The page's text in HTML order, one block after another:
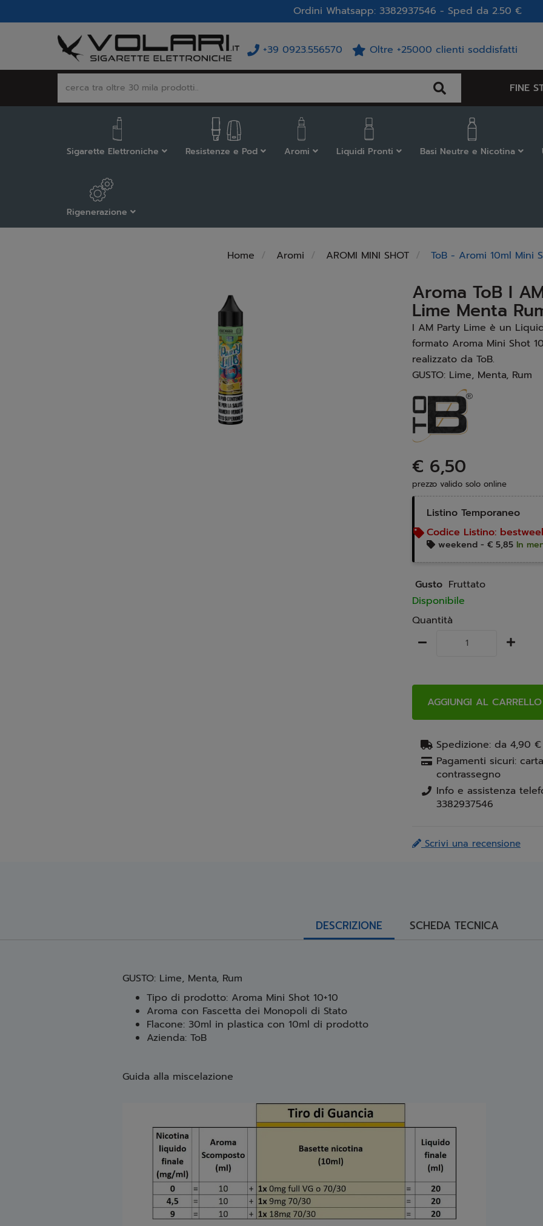
Ordini Whatsapp: 3382937546 - Sped da 2.50 €
+39 0923.556570 Oltre +25000 clienti soddisfatti
FINE
Sigarette Elettroniche Resistenze e Pod Aromi Liquidi Pronti Basi Neutre e Nicotina
Rigenerazione
Home Aromi AROMI MINI SHOT ToB - Aromi 10ml Mini
Aroma ToB I
Lime Menta
I AM Party Lime è un
formato Aroma Mini Shot
realizzato da ToB.
GUSTO: Lime, Menta, Rum
€ 6,50
prezzo valido solo online
Listino Temporaneo
Codice Listino:
weekend - € 5,85 In
Gusto Fruttato
Disponibile
Quantità
AGGIUNGI AL CARRELLO
Spedizione: da 4,90
Pagamenti sicuri:
contrassegno
3382937546
Scrivi una recensione
DESCRIZIONE SCHEDA TECNICA
GUSTO: Lime, Menta, Rum
Tipo di prodotto: Aroma Mini Shot 10+10
Aroma con Fascetta dei Monopoli di Stato
Flacone: 30ml in plastica con 10ml di prodotto
Azienda: ToB
Guida alla miscelazione